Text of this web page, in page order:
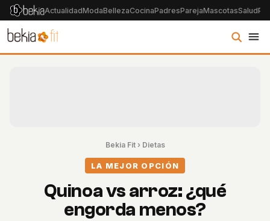
ActualidadModaBellezaCocinaPadresParejaMascotasSalud
Bekia Fit› Dietas
LA MEJOR OPCIÓN
Quinoa vs arroz: ¿qué
engorda menos?